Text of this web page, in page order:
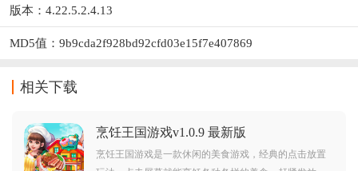
版本：4.22.5.2.4.13
MD5值：9b9cda2f928bd92cfd03e15f7e407869
相关下载
烹饪王国游戏v1.0.9 最新版
烹饪王国游戏是一款休闲的美食游戏，经典的点击放置